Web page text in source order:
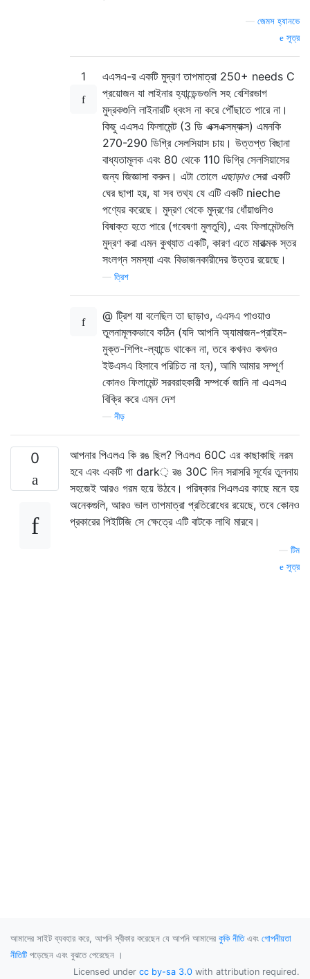
জেমস হ্যানভে
সূত্র
1
এএসএ-র একটি মুদ্রণ তাপমাত্রা 250+ needs C
প্রয়োজন যা লাইনার হ্যান্ডেন্ডগুলি সহ বেশিরভাগ
মুদ্রকগুলি লাইনারটি ধ্বংস না করে পৌঁছাতে পারে না।
কিছু এএসএ ফিলামেন্ট (3 ডি এক্সএক্সম্যাক্স) এমনকি
270-290 ডিগ্রি সেলসিয়াস চায়। উত্তপ্ত বিছানা
বাধ্যতামূলক এবং 80 থেকে 110 ডিগ্রি সেলসিয়াসের
জন্য জিজ্ঞাসা করুন। এটা তোলে এছাড়াওসেরা একটি
ঘের ছাপা হয়, যা সব তথ্য যে এটি একটি nieche
পণ্যের করেছে। মুদ্রণ থেকে মুদ্রণের ধোঁয়াগুলিও
বিষাক্ত হতে পারে (গবেষণা মুলতুবি), এবং ফিলামেন্টগুলি
মুদ্রণ করা এমন কুখ্যাত একটি, কারণ এতে মারাত্মক স্তর
সংলগ্ন সমস্যা এবং বিভাজনকারীদের উত্তর রয়েছে।
ত্রিশ
@ ট্রিশ যা বলেছিল তা ছাড়াও, এএসএ পাওয়াও
তুলনামূলকভাবে কঠিন (যদি আপনি অ্যামাজন-প্রাইম-
মুক্ত-শিপিং-ল্যান্ডে থাকেন না, তবে কখনও কখনও
ইউএসএ হিসাবে পরিচিত না হন), আমি আমার সম্পূর্ণ
কোনও ফিলামেন্ট সরবরাহকারী সম্পর্কে জানি না এএসএ
বিক্রি করে এমন দেশ
নীড়
0
আপনার পিএলএ কি রঙ ছিল? পিএলএ 60C এর কাছাকাছি নরম
হবে এবং একটি গা dark় রঙ 30C দিন সরাসরি সূর্যের তুলনায়
সহজেই আরও গরম হয়ে উঠবে। পরিষ্কার পিএলএর কাছে মনে হয়
অনেকগুলি, আরও ভাল তাপমাত্রা প্রতিরোধের রয়েছে, তবে কোনও
প্রকারের পিইটিজি সে ক্ষেত্রে এটি বাটকে লাথি মারবে।
টিম
সূত্র
আমাদের সাইট ব্যবহার করে, আপনি স্বীকার করেছেন যে আপনি আমাদের কুকি নীতিএবং গোপনীয়তা
নীতিটি পড়েছেন এবং বুঝতে পেরেছেন ।
Licensed under cc by-sa 3.0 with attribution required.